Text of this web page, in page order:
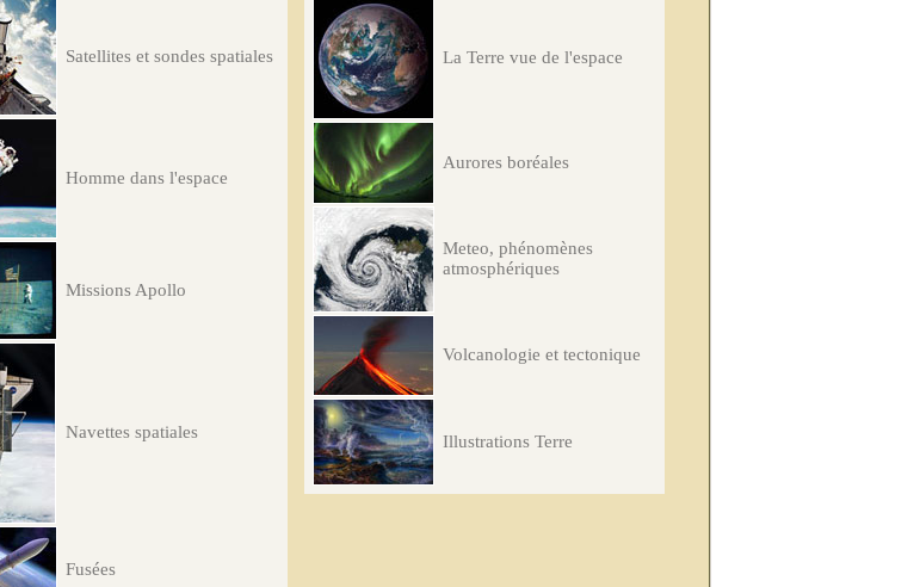
Satellites et sondes spatiales
Homme dans l'espace
Missions Apollo
Navettes spatiales
Fusées
La Terre vue de l'espace
Aurores boréales
Meteo, phénomènes
atmosphériques
Volcanologie et tectonique
Illustrations Terre